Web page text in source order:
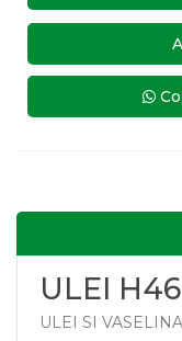
ULEI
ULEI SI VASELINA